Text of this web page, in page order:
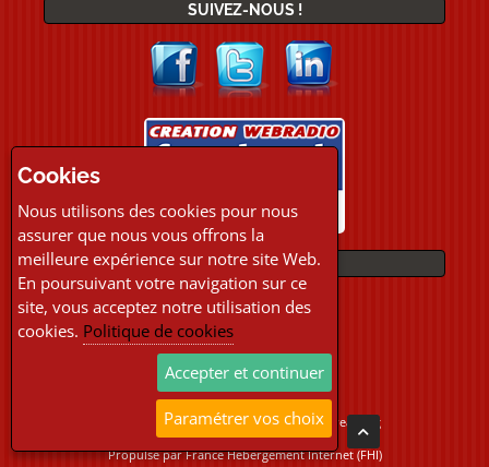
SUIVEZ-NOUS !
PAIEMENTS
Copyright © 2026 Location Webradio Streaming
Tous droits réservés
Propulsé parFrance Hebergement Internet (FHI)
Cookies
Nous utilisons des cookies pour nous
assurer que nous vous offrons la
meilleure expérience sur notre site Web.
En poursuivant votre navigation sur ce
site, vous acceptez notre utilisation des
cookies. Politique de cookies
Accepter et continuer
Paramétrer vos choix